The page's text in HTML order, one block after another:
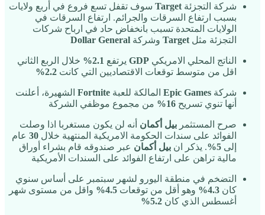
شركة التجزئة Target سوف تقفل تسع فروع في أربع ولايات
بسبب ارتفاع السرقات والجرائم. ارتفاع السرقات في
الولايات المتحدة تسبب بانخفاض حاد في ارباح شركات
التجزئة مثل Target وشركة Dollar General
الناتج المحلي الامريكي GDP يرتفع 2.1%
خلال الربع الثاني
اقل من متوسط توقعات الاقتصاديين التي كانت 2.2%
شركة Epic Games المالكة للعبة Fortnite الشهيرة، أعلنت
أنها تنوي تسريح 16% من مجموع موظفي الشركة
صرح المستثمر بيل أكمان أنه لن يكون مستغربا اذا وصلت
الفوائد على سندات الحكومة الامريكية المنتهية خلال 30 عام
إلى 5% . يذكر ان بيل أكمان عبر صندوقه قام بشراء أوراق
مالية تراهن على ارتفاع الفوائد على السندات الأمريكية
التضخم في منطقة اليورو لشهر سبتمبر على أساس سنوي
كان 4.3% وهو أقل من توقعات 4.5%
واقل من مستوى شهر
أغسطس الذي كان 5.2%